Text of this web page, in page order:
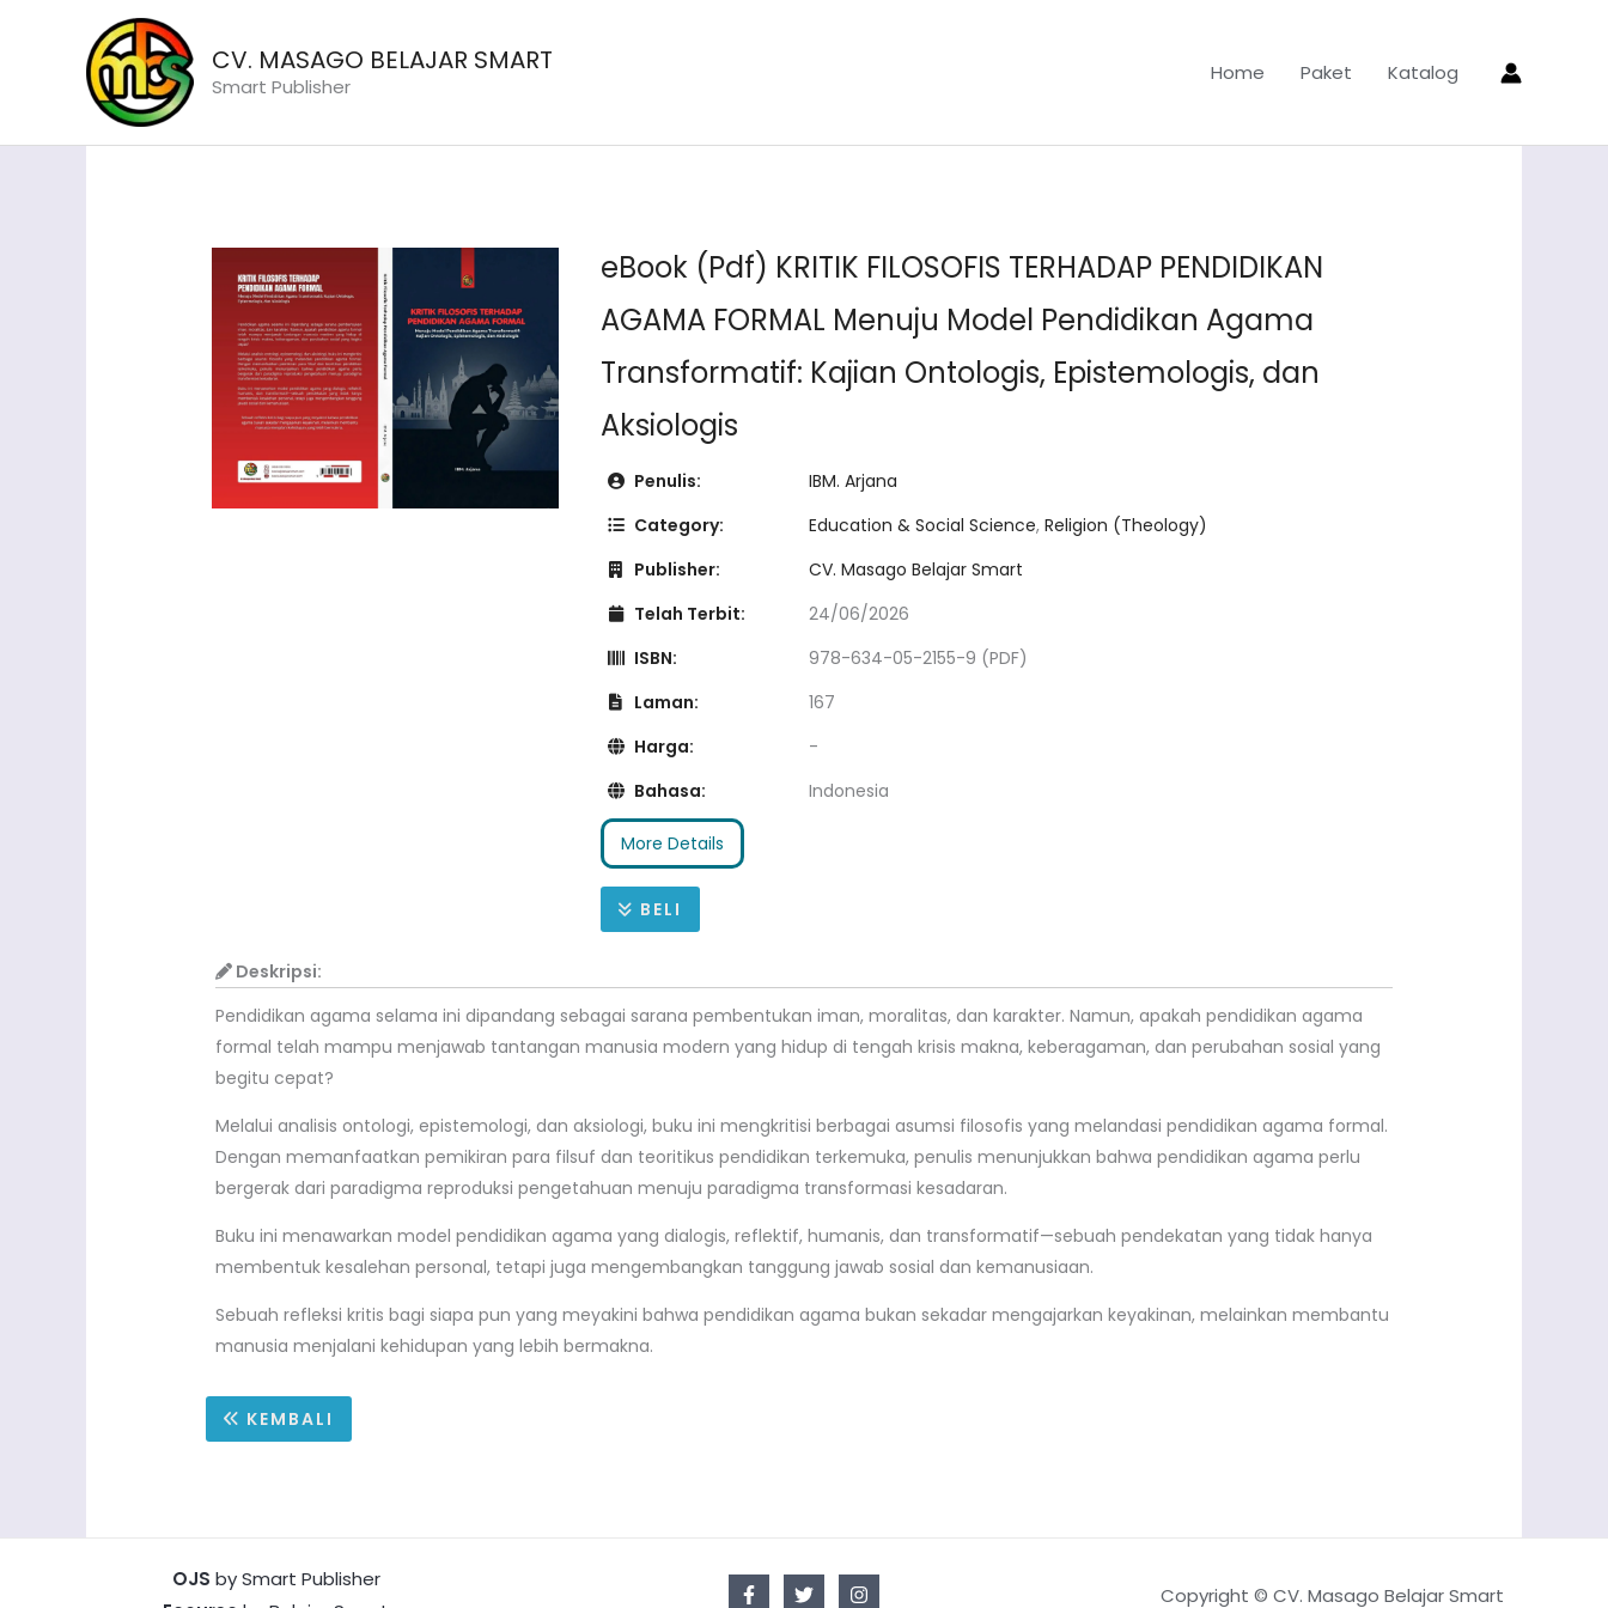
CV. MASAGO BELAJAR SMART
Smart Publisher
Home Paket Katalog
eBook (Pdf) KRITIK FILOSOFIS TERHADAP PENDIDIKAN
AGAMA FORMAL Menuju Model Pendidikan Agama
Transformatif: Kajian Ontologis, Epistemologis, dan
Aksiologis
Penulis:
IBM. Arjana
Category:
Education & Social Science,Religion (Theology)
Publisher:
CV. Masago Belajar Smart
Telah Terbit:
24/06/2026
ISBN:
978-634-05-2155-9 (PDF)
Laman:
167
Harga:
-
Bahasa:
Indonesia
More Details
BELI
Deskripsi:
Pendidikan agama selama ini dipandang sebagai sarana pembentukan iman, moralitas, dan karakter. Namun, apakah pendidikan agama
formal telah mampu menjawab tantangan manusia modern yang hidup di tengah krisis makna, keberagaman, dan perubahan sosial yang
begitu cepat?
Melalui analisis ontologi, epistemologi, dan aksiologi, buku ini mengkritisi berbagai asumsi filosofis yang melandasi pendidikan agama formal.
Dengan memanfaatkan pemikiran para filsuf dan teoritikus pendidikan terkemuka, penulis menunjukkan bahwa pendidikan agama perlu
bergerak dari paradigma reproduksi pengetahuan menuju paradigma transformasi kesadaran.
Buku ini menawarkan model pendidikan agama yang dialogis, reflektif, humanis, dan transformatif—sebuah pendekatan yang tidak hanya
membentuk kesalehan personal, tetapi juga mengembangkan tanggung jawab sosial dan kemanusiaan.
Sebuah refleksi kritis bagi siapa pun yang meyakini bahwa pendidikan agama bukan sekadar mengajarkan keyakinan, melainkan membantu
manusia menjalani kehidupan yang lebih bermakna.
KEMBALI
OJS by Smart Publisher
Copyright © CV. Masago Belajar Smart